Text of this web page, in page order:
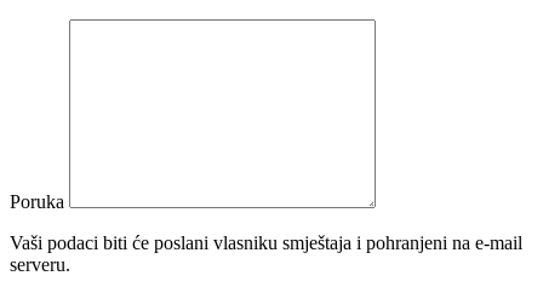
Poruka
Vaši podaci biti će poslani vlasniku smještaja i pohranjeni na e-mail
serveru.